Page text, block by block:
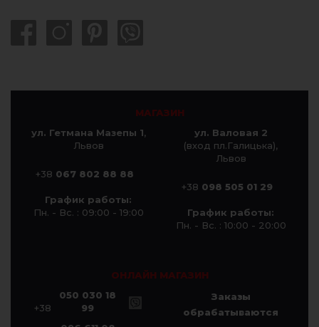
МАГАЗИН
ул. Гетмана Мазепы 1,
Львов
+38 067 802 88 88
График работы:
Пн. - Вс. : 09:00 - 19:00
ул. Валовая 2
(вход пл.Галицька),
Львов
+38 098 505 01 29
График работы:
Пн. - Вс. : 10:00 - 20:00
ОНЛАЙН МАГАЗИН
+38
050 030 18
99
Заказы
обрабатываются